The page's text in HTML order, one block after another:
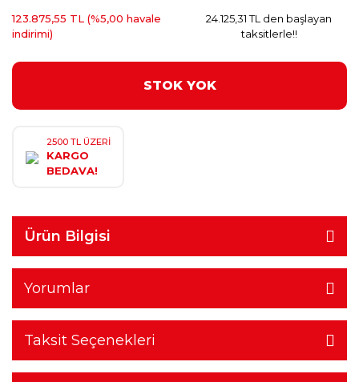
123.875,55 TL (%5,00 havale
indirimi)
24.125,31 TL den başlayan
taksitlerle!!
STOK YOK
2500 TL ÜZERİ
KARGO
BEDAVA!
Ürün Bilgisi
Yorumlar
Taksit Seçenekleri